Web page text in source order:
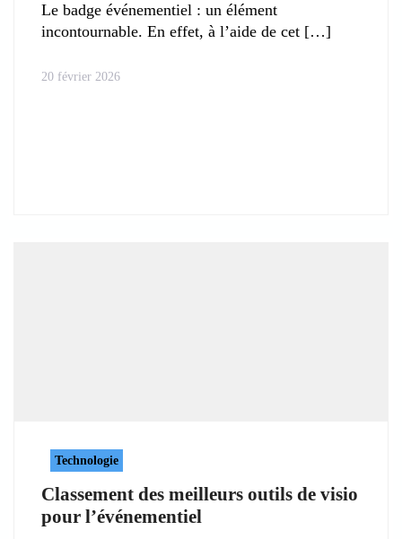
Le badge événementiel : un élément
incontournable. En effet, à l’aide de cet
20 février 2026
Technologie
Classement des meilleurs outils de visio
pour l’événementiel